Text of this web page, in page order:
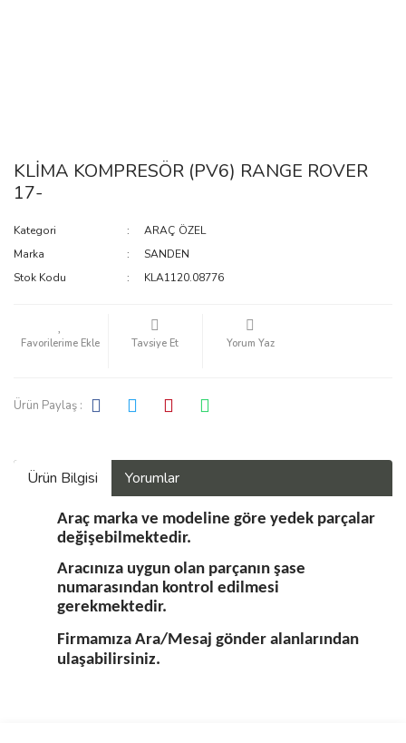
KLİMA KOMPRESÖR (PV6) RANGE ROVER
17-
Kategori
ARAÇ ÖZEL
Marka
SANDEN
Stok Kodu
KLA1120.08776
Tavsiye Et Yorum Yaz
Ürün Paylaş :
Ürün Bilgisi Yorumlar
Araç marka ve modeline göre yedek parçalar
değişebilmektedir.
Aracınıza uygun olan parçanın şase
numarasından kontrol edilmesi
gerekmektedir.
Firmamıza Ara/Mesaj gönder alanlarından
ulaşabilirsiniz.